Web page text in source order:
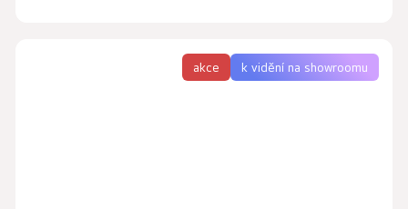
akce k vidění na showroomu